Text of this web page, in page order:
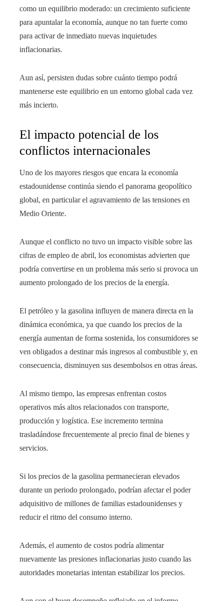
como un equilibrio moderado: un crecimiento suficiente
para apuntalar la economía, aunque no tan fuerte como
para activar de inmediato nuevas inquietudes
inflacionarias.
Aun así, persisten dudas sobre cuánto tiempo podrá
mantenerse este equilibrio en un entorno global cada vez
más incierto.
El impacto potencial de los
conflictos internacionales
Uno de los mayores riesgos que encara la economía
estadounidense continúa siendo el panorama geopolítico
global, en particular el agravamiento de las tensiones en
Medio Oriente.
Aunque el conflicto no tuvo un impacto visible sobre las
cifras de empleo de abril, los economistas advierten que
podría convertirse en un problema más serio si provoca un
aumento prolongado de los precios de la energía.
El petróleo y la gasolina influyen de manera directa en la
dinámica económica, ya que cuando los precios de la
energía aumentan de forma sostenida, los consumidores se
ven obligados a destinar más ingresos al combustible y, en
consecuencia, disminuyen sus desembolsos en otras áreas.
Al mismo tiempo, las empresas enfrentan costos
operativos más altos relacionados con transporte,
producción y logística. Ese incremento termina
trasladándose frecuentemente al precio final de bienes y
servicios.
Si los precios de la gasolina permanecieran elevados
durante un periodo prolongado, podrían afectar el poder
adquisitivo de millones de familias estadounidenses y
reducir el ritmo del consumo interno.
Además, el aumento de costos podría alimentar
nuevamente las presiones inflacionarias justo cuando las
autoridades monetarias intentan estabilizar los precios.